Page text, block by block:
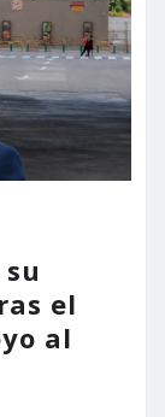
el
al